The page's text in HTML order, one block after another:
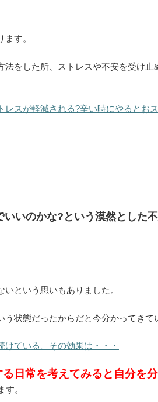
す。
法をした所、ストレスや不安を受け止
レスが軽減される?辛い時にやるとお
いのかな?という漠然とした
という思いもありました。
状態だったからだと今分かってきて
ている。その効果は・・・
日常を考えてみると自分を
。